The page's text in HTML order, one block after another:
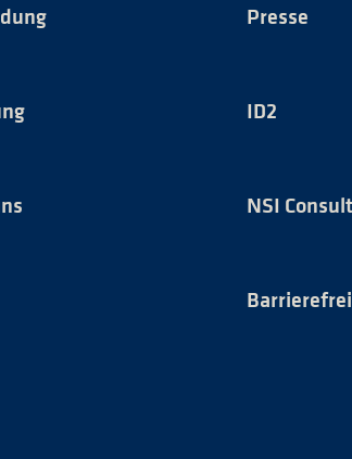
Presse
ID2
NSI Consult